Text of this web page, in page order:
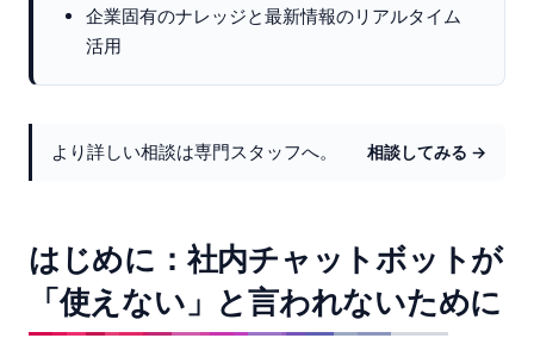
企業固有のナレッジと最新情報のリアルタイム
活用
より詳しい相談は専門スタッフへ。 相談してみる →
はじめに：社内チャットボットが
「使えない」と言われないために